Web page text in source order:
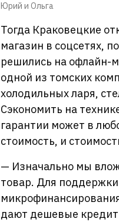
Юрий и Ольга
Тогда Краковецкие
магазин в соцсетях,
решились на офлайн-
одной из томских
холодильных ларя,
Сэкономить на
гарантии может в
стоимость, и
— Изначально мы
товар. Для
дают дешевые